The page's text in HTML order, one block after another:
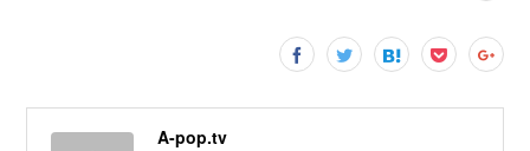
A-pop.tv